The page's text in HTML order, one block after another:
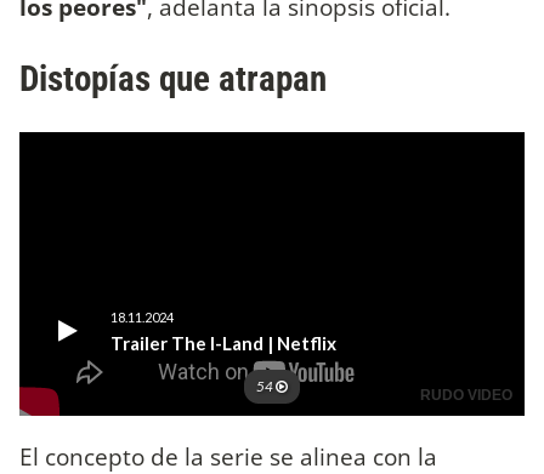
los peores", adelanta la sinopsis oficial.
Distopías que atrapan
El concepto de la serie se alinea con la